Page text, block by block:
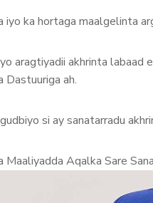
ka hortaga maalgelinta
aragtiyadii akhrinta
Dastuuriga ah.
si ay sanatarradu
Maaliyadda Aqalka Sare